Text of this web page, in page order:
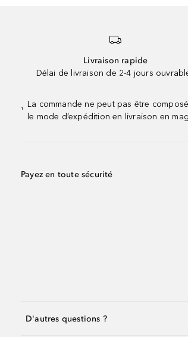
Livraison rapide
Délai de livraison de 2-4 jours
¹
La commande ne peut pas être
le mode d’expédition en livraison en
Payez en toute sécurité
D'autres questions ?